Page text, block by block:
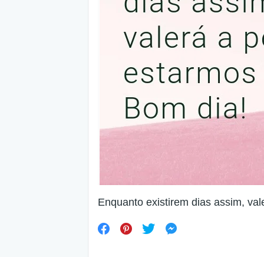
Enquanto existirem dias assim,